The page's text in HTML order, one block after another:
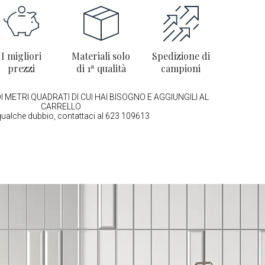
I migliori
prezzi
Materiali solo
di 1ª qualità
Spedizione di
campioni
METRI QUADRATI DI CUI HAI BISOGNO E AGGIUNGILI AL
CARRELLO
dubbio, contattaci al 623 109613